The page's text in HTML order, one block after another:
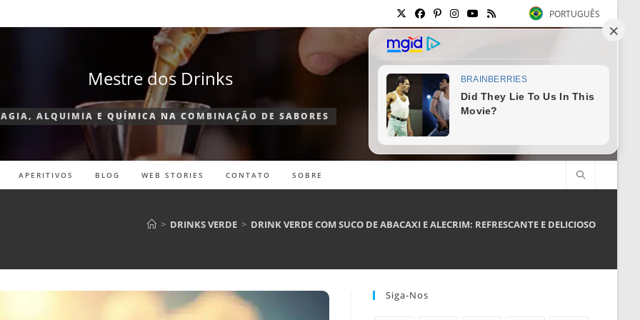
PORTUGUÊS
Mestre dos Drinks
ALQUIMIA E QUÍMICA NA COMBINAÇÃO DE SABORES
APERITIVOS BLOG WEB STORIES CONTATO SOBRE
> DRINKS VERDE > DRINK VERDE COM SUCO DE ABACAXI E ALECRIM: REFRESCANTE E DELICIOSO
Siga-Nos